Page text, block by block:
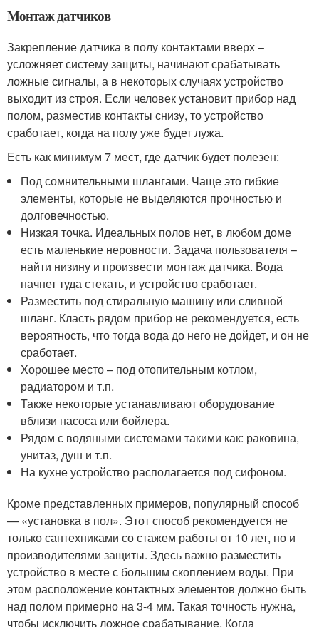
Монтаж датчиков
Закрепление датчика в полу контактами вверх –
усложняет систему защиты, начинают срабатывать
ложные сигналы, а в некоторых случаях устройство
выходит из строя. Если человек установит прибор над
полом, разместив контакты снизу, то устройство
сработает, когда на полу уже будет лужа.
Есть как минимум 7 мест, где датчик будет полезен:
Под сомнительными шлангами. Чаще это гибкие
элементы, которые не выделяются прочностью и
долговечностью.
Низкая точка. Идеальных полов нет, в любом доме
есть маленькие неровности. Задача пользователя –
найти низину и произвести монтаж датчика. Вода
начнет туда стекать, и устройство сработает.
Разместить под стиральную машину или сливной
шланг. Класть рядом прибор не рекомендуется, есть
вероятность, что тогда вода до него не дойдет, и он не
сработает.
Хорошее место – под отопительным котлом,
радиатором и т.п.
Также некоторые устанавливают оборудование
вблизи насоса или бойлера.
Рядом с водяными системами такими как: раковина,
унитаз, душ и т.п.
На кухне устройство располагается под сифоном.
Кроме представленных примеров, популярный способ
— «установка в пол». Этот способ рекомендуется не
только сантехниками со стажем работы от 10 лет, но и
производителями защиты. Здесь важно разместить
устройство в месте с большим скоплением воды. При
этом расположение контактных элементов должно быть
над полом примерно на 3-4 мм. Такая точность нужна,
чтобы исключить ложное срабатывание. Когда